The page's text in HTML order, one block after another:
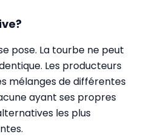
pose. La tourbe ne peut
Les producteurs
mélanges de différentes
ayant ses propres
les plus